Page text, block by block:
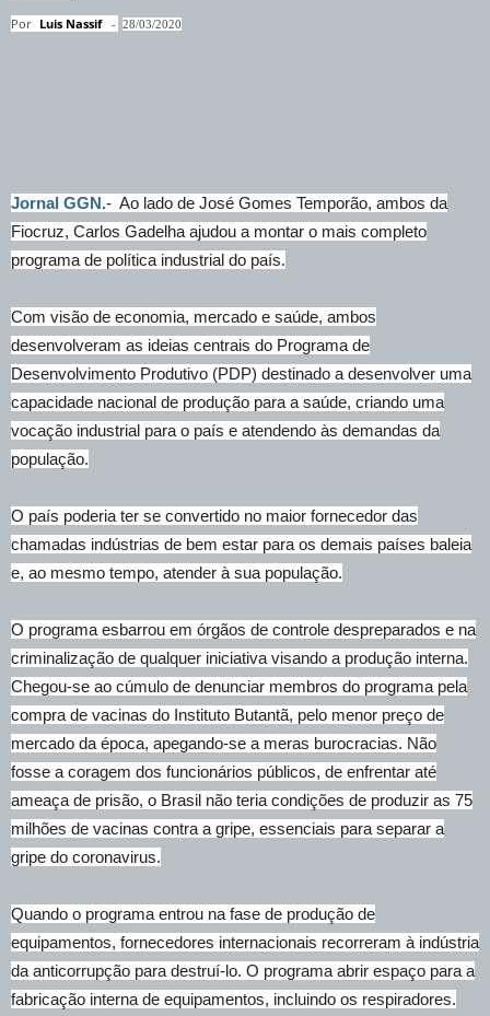
Por Luis Nassif - 28/03/2020
Jornal GGN.- Ao lado de José Gomes Temporão, ambos da
Fiocruz, Carlos Gadelha ajudou a montar o mais completo
programa de política industrial do país.
Com visão de economia, mercado e saúde, ambos
desenvolveram as ideias centrais do Programa de
Desenvolvimento Produtivo (PDP) destinado a desenvolver uma
capacidade nacional de produção para a saúde, criando uma
vocação industrial para o país e atendendo às demandas da
população.
O país poderia ter se convertido no maior fornecedor das
chamadas indústrias de bem estar para os demais países baleia
e, ao mesmo tempo, atender à sua população.
O programa esbarrou em órgãos de controle despreparados e na
criminalização de qualquer iniciativa visando a produção interna.
Chegou-se ao cúmulo de denunciar membros do programa pela
compra de vacinas do Instituto Butantã, pelo menor preço de
mercado da época, apegando-se a meras burocracias. Não
fosse a coragem dos funcionários públicos, de enfrentar até
ameaça de prisão, o Brasil não teria condições de produzir as 75
milhões de vacinas contra a gripe, essenciais para separar a
gripe do coronavirus.
Quando o programa entrou na fase de produção de
equipamentos, fornecedores internacionais recorreram à indústria
da anticorrupção para destruí-lo. O programa abrir espaço para a
fabricação interna de equipamentos, incluindo os respiradores.